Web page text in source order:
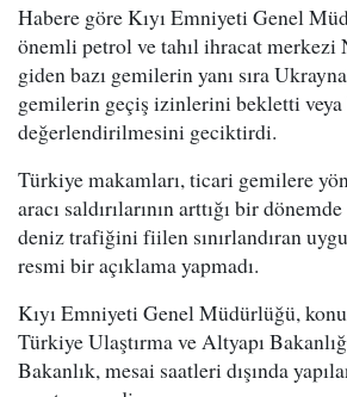
Habere göre Kıyı Emniyeti Genel
önemli petrol ve tahıl ihracat merkezi
giden bazı gemilerin yanı sıra
gemilerin geçiş izinlerini bekletti veya
değerlendirilmesini geciktirdi.
Türkiye makamları, ticari gemilere
aracı saldırılarının arttığı bir
deniz trafiğini fiilen sınırlandıran
resmi bir açıklama yapmadı.
Kıyı Emniyeti Genel Müdürlüğü,
Türkiye Ulaştırma ve Altyapı
Bakanlık, mesai saatleri dışında